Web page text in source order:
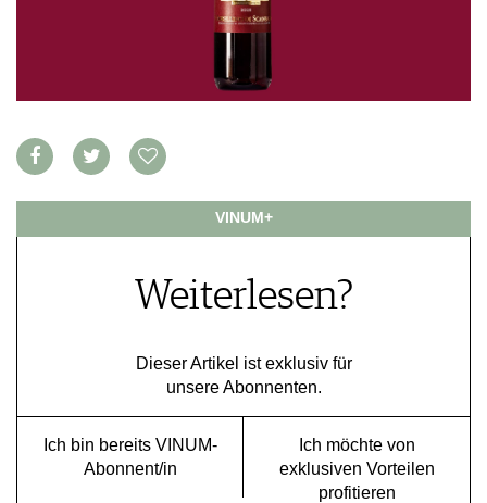
APPS
BILDSTRECKEN
WEINWIRTSCHAFT
WEINSZENE
PORTRAITS
NEWSLETTER
WINE TRADE CLUB
REDAKTION
VINUM+
Weiterlesen?
Dieser Artikel ist exklusiv für
unsere Abonnenten.
Ich bin bereits VINUM-
Abonnent/in
Ich möchte von
exklusiven Vorteilen
profitieren